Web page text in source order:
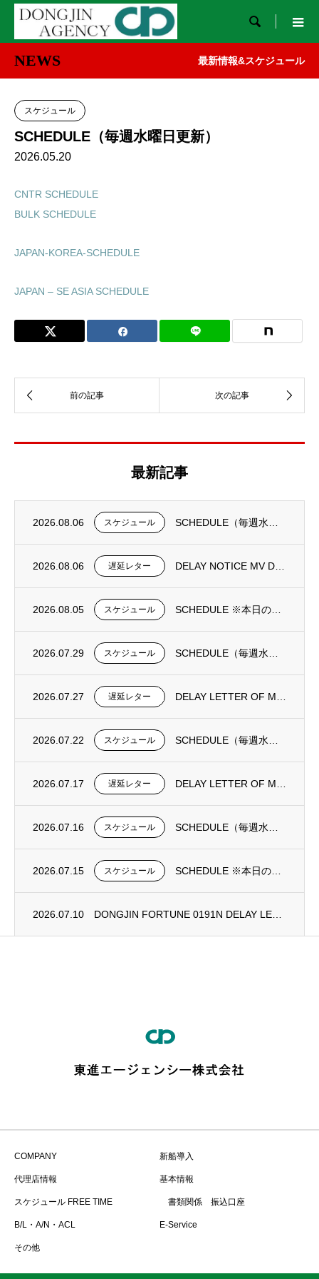

NEWS 最新情報&スケジュール
スケジュール
SCHEDULE（毎週水曜日更新）
2026.05.20
CNTR SCHEDULE
BULK SCHEDULE
JAPAN-KOREA-SCHEDULE
JAPAN – SE ASIA SCHEDULE
最新記事
2026.08.06 スケジュール
2026.08.06 遅延レター
2026.08.05 スケジュール
2026.07.29 スケジュール
2026.07.27 遅延レター
2026.07.22 スケジュール
2026.07.17 遅延レター
2026.07.16 スケジュール
2026.07.15 スケジュール
2026.07.10
COMPANY 新船導入
代理店情報 基本情報
スケジュール FREE TIME 書類関係 振込口座
B/L・A/N・ACL E-Service
その他